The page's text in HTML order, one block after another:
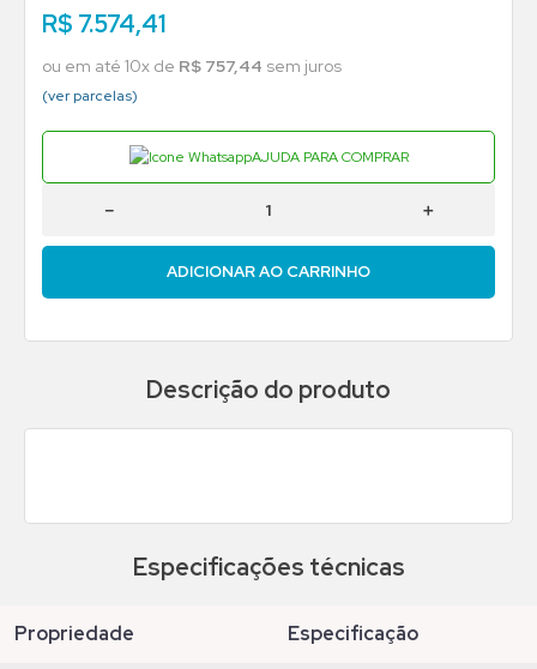
R$ 7.574,41
ou em até 10x de R$ 757,44 sem juros
(ver parcelas)
AJUDA PARA COMPRAR
＋
－
ADICIONAR AO CARRINHO
Descrição do produto
Especificações técnicas
propriedade especificação